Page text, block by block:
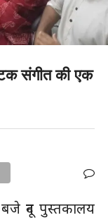
संगीत की एक
दून पुस्तकालय